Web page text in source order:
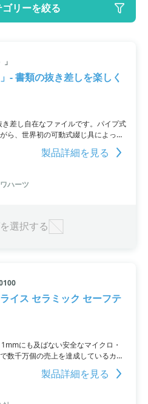
リーを絞る
- 書類の抜き差しを楽しく
き差し自在なファイルです。パイプ式
ら、世界初の可動式綴じ具によっ
き差しすることができます。溝付穴
くほど簡単な操作で書類の抜き差し
製品詳細を見る
ハーツ
選択する
イス セラミック セーフテ
にも及ばない安全なマイクロ・
数千万個の売上を達成しているカッ
ック刃一枚でスチール製刃20枚分に
。フィルムで梱包されている衣料類
ク刃の為、怪我の発生を軽減できま
製品詳細を見る